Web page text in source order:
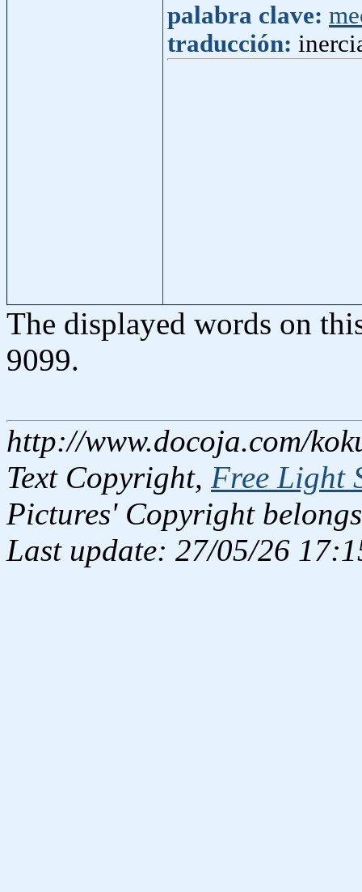
palabra clave:
traducción:
The displayed words on
9099.
http://www.docoja.com/
Text Copyright, Free Light
Pictures' Copyright
Last update: 27/05/26